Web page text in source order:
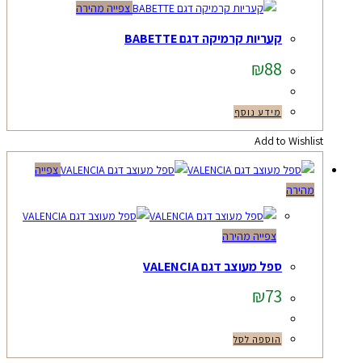
צפייה מהירה
קעריות קרמיקה דגם BABETTE
₪88
מידע נוסף
Add to Wishlist
צפייה
מהירה
צפייה מהירה
ספל מעוצב דגם VALENCIA
₪73
הוספה לסל